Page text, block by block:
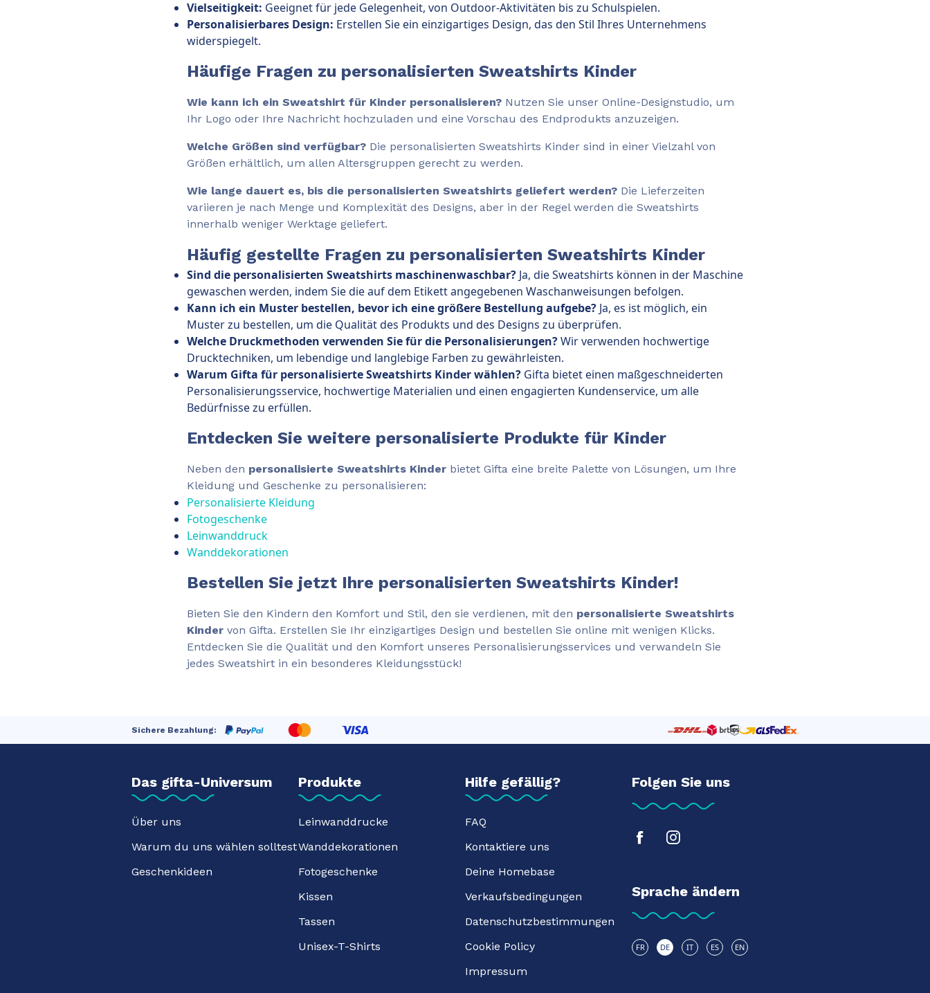
Vielseitigkeit: Geeignet für jede Gelegenheit, von Outdoor-Aktivitäten bis zu Schulspielen.
Personalisierbares Design: Erstellen Sie ein einzigartiges Design, das den Stil Ihres Unternehmens
widerspiegelt.
Häufige Fragen zu personalisierten Sweatshirts Kinder
Wie kann ich ein Sweatshirt für Kinder personalisieren? Nutzen Sie unser Online-Designstudio, um
Ihr Logo oder Ihre Nachricht hochzuladen und eine Vorschau des Endprodukts anzuzeigen.
Welche Größen sind verfügbar? Die personalisierten Sweatshirts Kinder sind in einer Vielzahl von
Größen erhältlich, um allen Altersgruppen gerecht zu werden.
Wie lange dauert es, bis die personalisierten Sweatshirts geliefert werden? Die Lieferzeiten
variieren je nach Menge und Komplexität des Designs, aber in der Regel werden die Sweatshirts
innerhalb weniger Werktage geliefert.
Häufig gestellte Fragen zu personalisierten Sweatshirts Kinder
Sind die personalisierten Sweatshirts maschinenwaschbar? Ja, die Sweatshirts können in der Maschine
gewaschen werden, indem Sie die auf dem Etikett angegebenen Waschanweisungen befolgen.
Kann ich ein Muster bestellen, bevor ich eine größere Bestellung aufgebe? Ja, es ist möglich, ein
Muster zu bestellen, um die Qualität des Produkts und des Designs zu überprüfen.
Welche Druckmethoden verwenden Sie für die Personalisierungen?Wir verwenden hochwertige
Drucktechniken, um lebendige und langlebige Farben zu gewährleisten.
Warum Gifta für personalisierte Sweatshirts Kinder wählen? Gifta bietet einen maßgeschneiderten
Personalisierungsservice, hochwertige Materialien und einen engagierten Kundenservice, um alle
Bedürfnisse zu erfüllen.
Entdecken Sie weitere personalisierte Produkte für Kinder
Neben den personalisierte Sweatshirts Kinder bietet Gifta eine breite Palette von Lösungen, um Ihre
Kleidung und Geschenke zu personalisieren:
Personalisierte Kleidung
Fotogeschenke
Leinwanddruck
Wanddekorationen
Bestellen Sie jetzt Ihre personalisierten Sweatshirts Kinder!
Bieten Sie den Kindern den Komfort und Stil, den sie verdienen, mit den personalisierte Sweatshirts
Kinder von Gifta. Erstellen Sie Ihr einzigartiges Design und bestellen Sie online mit wenigen Klicks.
Entdecken Sie die Qualität und den Komfort unseres Personalisierungsservices und verwandeln Sie
jedes Sweatshirt in ein besonderes Kleidungsstück!
Sichere Bezahlung:
Das gifta-Universum
Über uns
Warum du uns wählen solltest
Geschenkideen
Produkte
Leinwanddrucke
Wanddekorationen
Fotogeschenke
Kissen
Tassen
Unisex-T-Shirts
Hilfe gefällig?
FAQ
Kontaktiere uns
Deine Homebase
Verkaufsbedingungen
Datenschutzbestimmungen
Cookie Policy
Impressum
Folgen Sie uns
Sprache ändern
FR DE IT ES EN